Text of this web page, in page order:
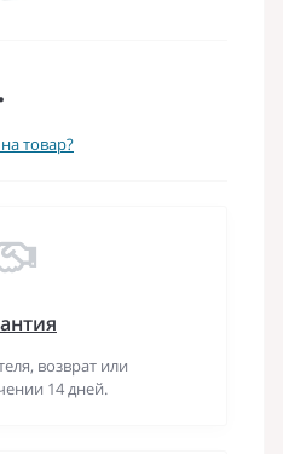
товар?
возврат или
14 дней.